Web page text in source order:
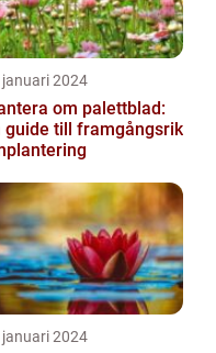
januari 2024
om palettblad:
guide till framgångsrik
januari 2024